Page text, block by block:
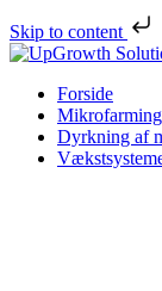
Skip to content
Forside
Mikrofarming
Dyrkning af